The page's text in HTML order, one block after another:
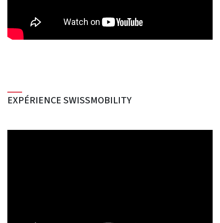
EXPÉRIENCE SWISSMOBILITY